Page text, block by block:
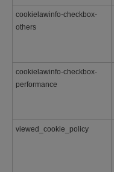
cookielawinfo-checkbox-
others
cookielawinfo-checkbox-
performance
viewed_cookie_policy